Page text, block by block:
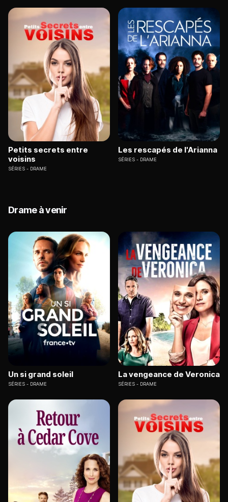
Petits secrets entre
voisins
SÉRIES DRAME
Les rescapés de l'Arianna
SÉRIES DRAME
Drame à venir
Un si grand soleil
SÉRIES DRAME
La vengeance de Veronica
SÉRIES DRAME